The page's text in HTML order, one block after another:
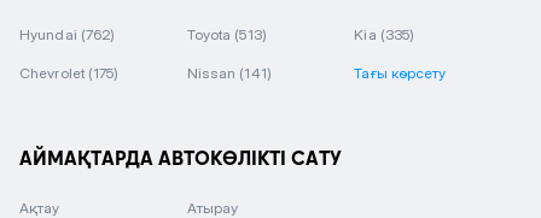
Hyundai (762) Toyota (513) Kia (335)
Chevrolet (175) Nissan (141) Тағы көрсету
АЙМАҚТАРДА АВТОКӨЛІКТІ САТУ
Ақтау Атырау